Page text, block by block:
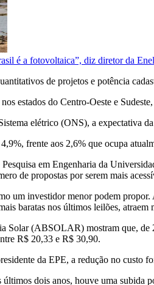
é a fotovoltaica”, diz diretor da
de projetos e potência
estados do Centro-Oeste e
elétrico (ONS), a expectativa
frente aos 2,6% que ocupa
em Engenharia da
de propostas por serem mais
um investidor menor podem
baratas nos últimos leilões, atraem
Solar (ABSOLAR) mostram que,
R$ 20,33 e R$ 30,90.
da EPE, a redução no custo
dois anos, houve uma subida